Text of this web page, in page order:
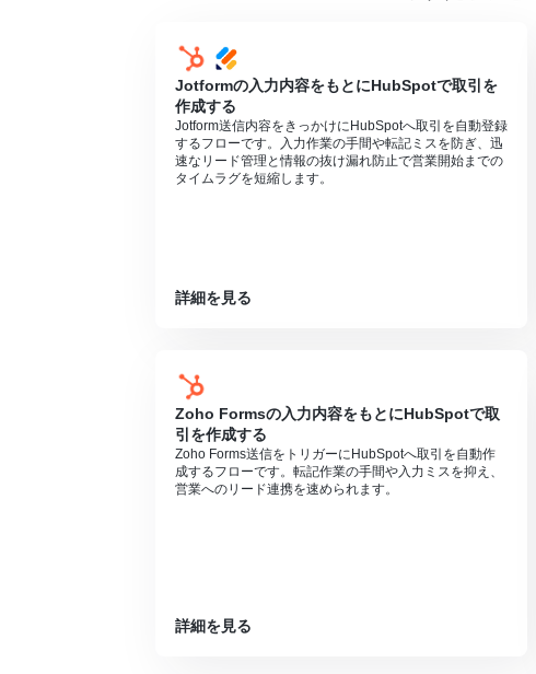
トリガーは5分、10分、15分、30分、60分の間隔
ChatGPT（OpenAI）のアクションを実行するに
https://openai.com/ja-JP/api/pricing/
ChatGPTのAPI利用はOpenAI社が有料で提供して
る状況でない場合エラーが発生しますのでご注意
分岐はミニプラン以上のプランでご利用いただけ
エラーとなりますので、ご注意ください。
ミニプランなどの有料プランは、2週間の無料ト
Jotformの入力内容をもとにHubSpotで取引を
作成する
Jotform送信内容をきっかけにHubSpotへ取引を自動登録
するフローです。入力作業の手間や転記ミスを防ぎ、迅
速なリード管理と情報の抜け漏れ防止で営業開始までの
タイムラグを短縮します。
詳細を見る
Zoho Formsの入力内容をもとにHubSpotで取
引を作成する
Zoho Forms送信をトリガーにHubSpotへ取引を自動作
成するフローです。転記作業の手間や入力ミスを抑え、
営業へのリード連携を速められます。
詳細を見る